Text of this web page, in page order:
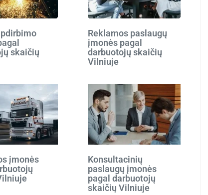
skaičių
Reklamos paslaugų
įmonės pagal
darbuotojų skaičių
Vilniuje
įmonės
Konsultacinių
paslaugų įmonės
pagal darbuotojų
skaičių Vilniuje